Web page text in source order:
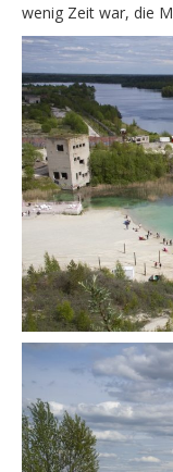
wenig Zeit war, die